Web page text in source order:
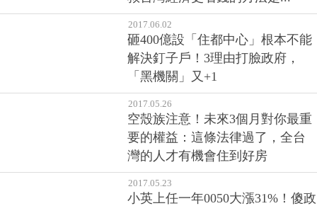
2017.06.02
砸400億設「住都中心」根本不能
解決釘子戶！3理由打臉政府，
「黑機關」又+1
2017.05.26
空殼族注意！未來3個月對你最重
要的權益：這條法律過了，全台
灣的人才有機會住到好房
2017.05.23
小英上任一年0050大漲31%！傻政